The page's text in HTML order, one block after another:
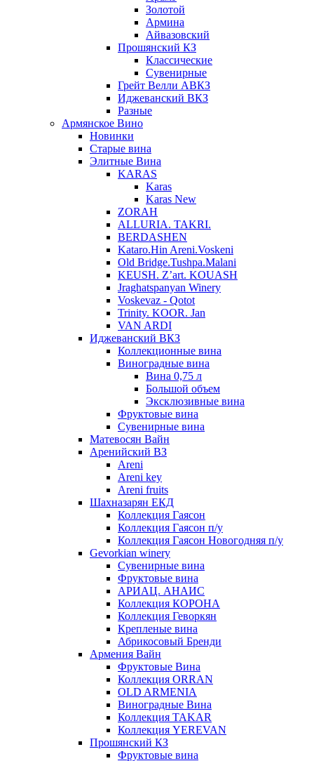
Золотой
Армина
Айвазовский
Прошянский КЗ
Классические
Сувенирные
Грейт Велли АВКЗ
Иджеванский ВКЗ
Разные
Армянское Вино
Новинки
Старые вина
Элитные Вина
KARAS
Karas
Karas New
ZORAH
ALLURIA. TAKRI.
BERDASHEN
Kataro.Hin Areni.Voskeni
Old Bridge.Tushpa.Malani
KEUSH. Z’art. KOUASH
Jraghatspanyan Winery
Voskevaz - Qotot
Trinity. KOOR. Jan
VAN ARDI
Иджеванский ВКЗ
Коллекционные вина
Виноградные вина
Вина 0,75 л
Большой объем
Эксклюзивные вина
Фруктовые вина
Cувенирные вина
Матевосян Вайн
Аренийский ВЗ
Areni
Areni key
Areni fruits
Шахназарян ЕКД
Коллекция Гаясон
Коллекция Гаясон п/у
Коллекция Гаясон Новогодняя п/у
Gevorkian winery
Сувенирные вина
Фруктовые вина
АРИАЦ. АНАИС
Коллекция КОРОНА
Коллекция Геворкян
Крепленые вина
Абрикосовый Бренди
Армения Вайн
Фруктовые Вина
Коллекция ORRAN
OLD ARMENIA
Виноградные Вина
Коллекция TAKAR
Коллекция YEREVAN
Прошянский КЗ
Фруктовые вина